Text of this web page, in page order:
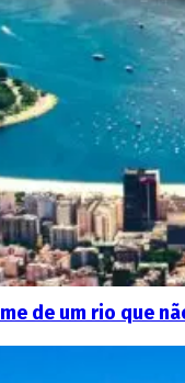
de um rio que